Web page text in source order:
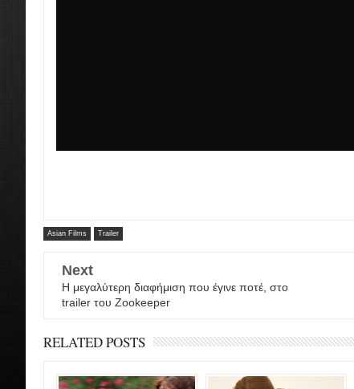
Asian Films Trailer
Next
Η μεγαλύτερη διαφήμιση που έγινε ποτέ, στο
trailer του Zookeeper
RELATED POSTS